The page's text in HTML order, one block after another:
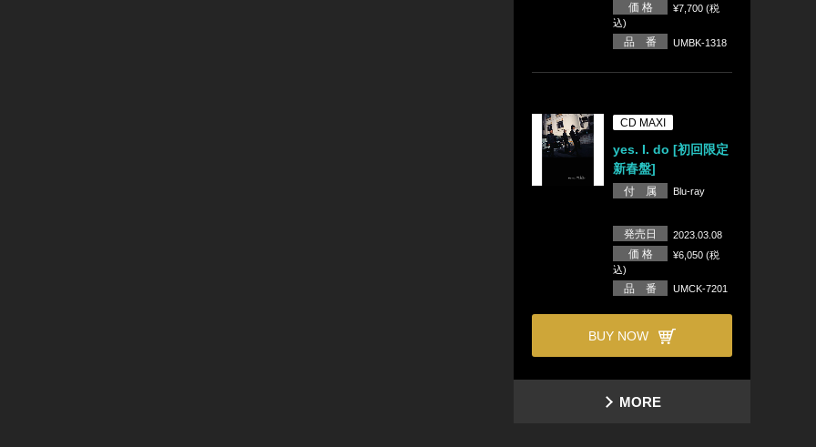
価 格
¥7,700 (税
込)
品 番 UMBK-1318
CD MAXI
yes. I. do [初回限定
新春盤]
付 属 Blu-ray
発売日 2023.03.08
価 格
¥6,050 (税
込)
品 番 UMCK-7201
BUY NOW
MORE